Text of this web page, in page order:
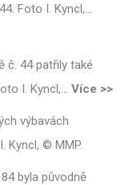
Foto I. Kyncl,…
č. 44 patřily také
I. Kyncl,… Více >>
výbavách
Kyncl, © MMP.
byla původně